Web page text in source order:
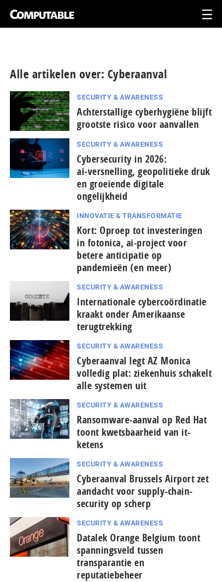
Alle artikelen over: Cyberaanval
SECURITY & AWARENESS
Achterstallige cyberhygiëne blijft
grootste risico voor aanvallen
SECURITY & AWARENESS
Cybersecurity in 2026:
ai‑versnelling, geopolitieke druk
en groeiende digitale
ongelijkheid
INNOVATIE & TRANSFORMATIE
Kort: Oproep tot investeringen
in fotonica, ai-project voor
betere anticipatie op
pandemieën (en meer)
SECURITY & AWARENESS
Internationale cybercoördinatie
kraakt onder Amerikaanse
terugtrekking
SECURITY & AWARENESS
Cyberaanval legt AZ Monica
volledig plat: ziekenhuis schakelt
alle systemen uit
SECURITY & AWARENESS
Ransomware-aanval op Red Hat
toont kwetsbaarheid van it-
ketens
SECURITY & AWARENESS
Cyberaanval Brussels Airport zet
aandacht voor supply-chain-
security op scherp
SECURITY & AWARENESS
Datalek Orange Belgium toont
spanningsveld tussen
transparantie en
reputatiebeheer